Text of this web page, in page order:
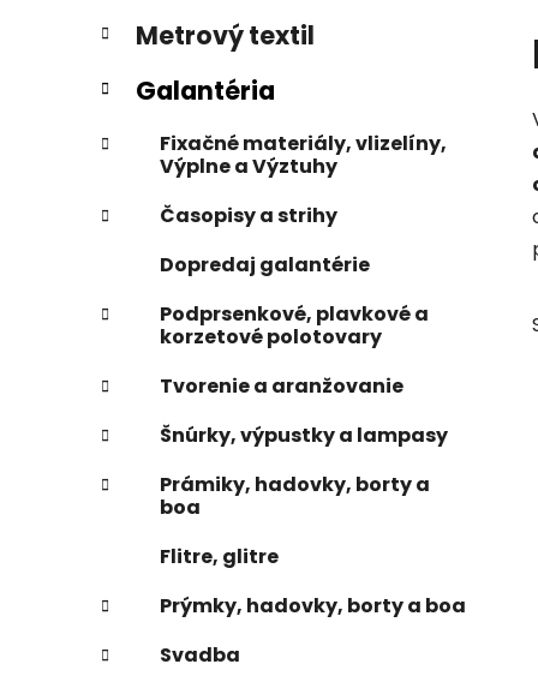
B
o
č
ý
a
l
Preskočiť
kategórie
K
a
t
e
ó
i
e
Metrový textil
Galantéria
Fixačné materiály, vlizelíny,
Výplne a Výztuhy
Časopisy a strihy
Dopredaj galantérie
Podprsenkové, plavkové a
korzetové polotovary
Tvorenie a aranžovanie
Šnúrky, výpustky a lampasy
Prámiky, hadovky, borty a
boa
Flitre, glitre
Prýmky, hadovky, borty a boa
Svadba